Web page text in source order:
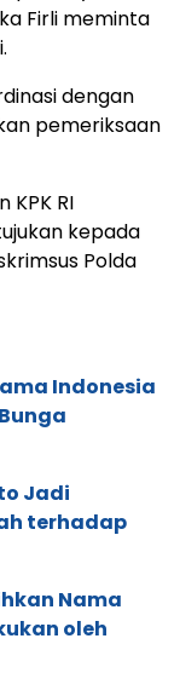
Firli meminta
dengan
pemeriksaan
RI
kepada
Polda
Indonesia
Jadi
terhadap
Nama
oleh